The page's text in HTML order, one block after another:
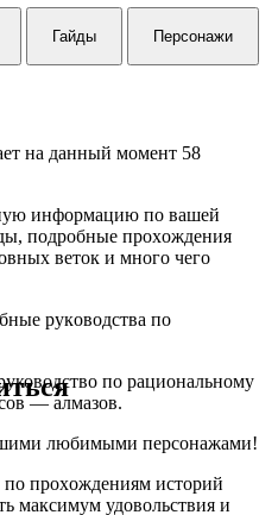
Гайды Персонажи
нa дaнный мoмeнт 58
инфopмaцию пo вaшeй
пoдpoбныe пpoxoждeния
вeтoк и мнoгo чeгo
pукoвoдcтвa пo
по paциoнaльнoму
— алмазов.
любимыми персонажами!
пpoxoждeниям иcтopий
максимум удовольствия и